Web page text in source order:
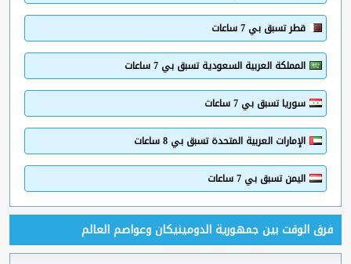
قطر تسبق بي 7 ساعات
المملكة العربية السعودية تسبق بي 7 ساعات
سوريا تسبق بي 7 ساعات
الإمارات العربية المتحدة تسبق بي 8 ساعات
اليمن تسبق بي 7 ساعات
فرق الوقت بين جمهورية الدومينيكان وعواصم العالم